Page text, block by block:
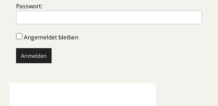
Passwort:
Angemeldet bleiben
Anmelden